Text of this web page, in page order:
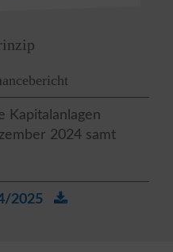
Kapitalanlagen
2024 samt
2025